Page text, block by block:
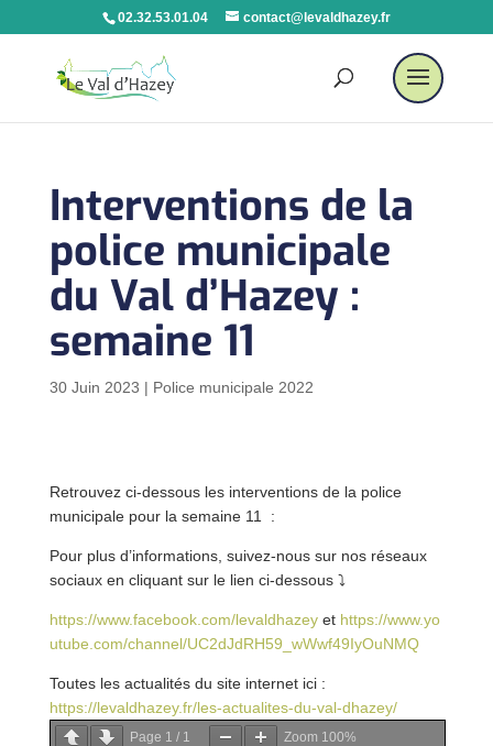
02.32.53.01.04 contact@levaldhazey.fr
Interventions de la
police municipale
du Val d’Hazey :
semaine 11
30 Juin 2023 | Police municipale 2022
Retrouvez ci-dessous les interventions de la police
municipale pour la semaine 11 :
Pour plus d’informations, suivez-nous sur nos réseaux
sociaux en cliquant sur le lien ci-dessous ⤵
https://www.facebook.com/levaldhazeyet https://www.yo
utube.com/channel/UC2dJdRH59_wWwf49IyOuNMQ
Toutes les actualités du site internet ici :
https://levaldhazey.fr/les-actualites-du-val-dhazey/
Page 1 / 1 Zoom 100%